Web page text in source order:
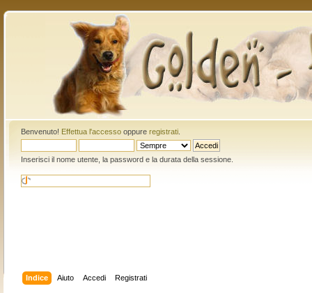
Benvenuto! Effettua l'accessooppure registrati.
Inserisci il nome utente, la password e la durata della sessione.
Indice Aiuto Accedi Registrati